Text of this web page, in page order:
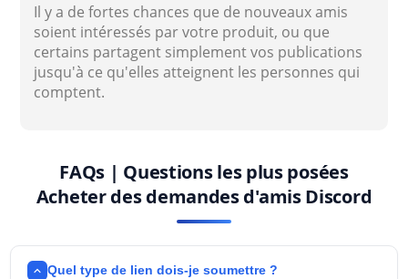
Il y a de fortes chances que de nouveaux amis
soient intéressés par votre produit, ou que
certains partagent simplement vos publications
jusqu'à ce qu'elles atteignent les personnes qui
comptent.
FAQs | Questions les plus posées
Acheter des demandes d'amis Discord
Quel type de lien dois-je soumettre ?